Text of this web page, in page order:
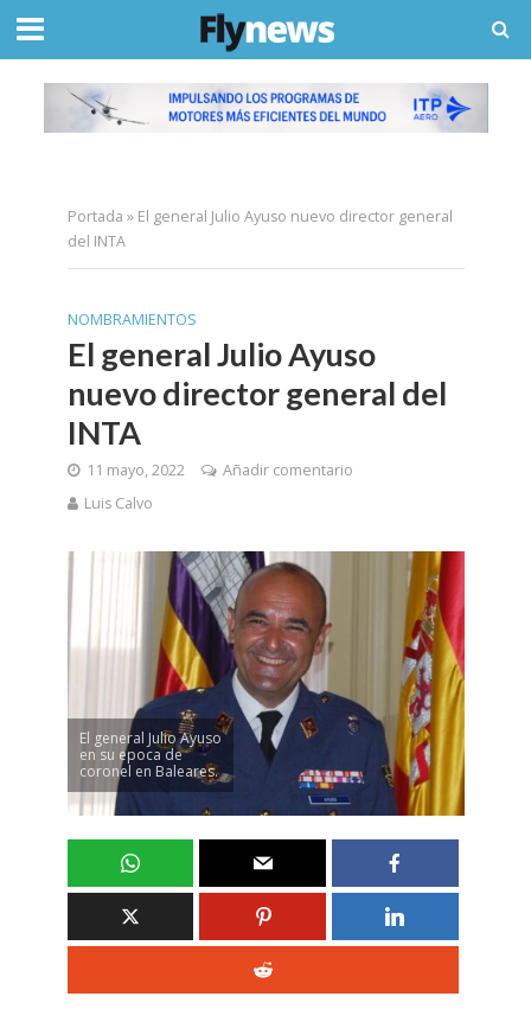
Portada » El general Julio Ayuso nuevo director general
del INTA
NOMBRAMIENTOS
El general Julio Ayuso
nuevo director general del
INTA
11 mayo, 2022
Añadir comentario
Luis Calvo
El general Julio Ayuso
en su epoca de
coronel en Baleares.